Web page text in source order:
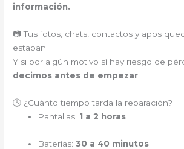
información.
📷 Tus fotos, chats, contactos y apps
estaban.
Y si por algún motivo sí hay riesgo de
decimos antes de empezar
🕓 ¿Cuánto tiempo tarda la reparación?
Pantallas: 1 a 2 horas
Baterías:30 a 40 minutos